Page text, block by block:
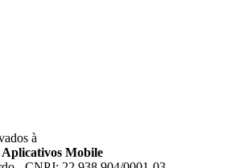
à
Aplicativos Mobile